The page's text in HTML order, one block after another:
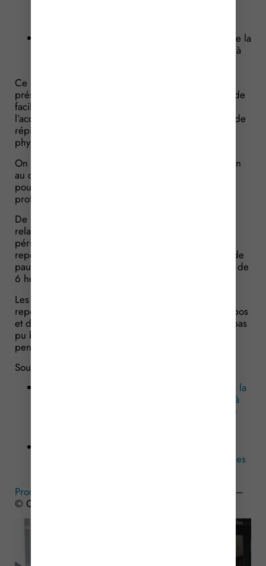
assurent une présence continue au domicile de la
personne aidée et interviennent auprès d’elle à
Ce nouveau dispositif permet ainsi d’assurer la
présence d’un professionnel formé et référent afin de
faciliter la continuité et la qualité de
l’accompagnement, tout en favorisant des moments de
répit pour les aidants en préservant leur santé
physique et mentale.
On rappellera que le nombre de jours d’intervention
au cours d’une période de 12 mois consécutifs ne
pourra pas excéder 94 jours pour chaque
professionnel impliqué dans ce dispositif.
De la même manière, les professionnels de santé
relayant devront bénéficier, au cours de chaque
période de 24 heures, d’une période minimale de
repos de 11 heures consécutives et de 20 minutes de
pauses consécutives au terme de chaque séquence de
6 heures de travail.
Les périodes d’intervention ouvrent ainsi droit à un
repos compensateur équivalent aux périodes de repos
et de pause dont les professionnels de santé n’ont pas
pu bénéficier et qui pourra être accordé en partie
pendant l’intervention.
Sources :
Décret no 2025-827 du 19 août 2025 relatif à la
mise en œuvre de prestations de suppléance à
domicile du proche aidant et dans le cadre de
Nouveau décret concernant le répit des proches
Proches aidants : une nouvelle mesure de relayage –
© Copyright WebLex